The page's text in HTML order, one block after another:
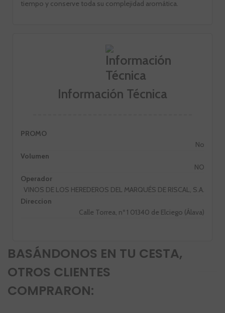
tiempo y conserve toda su complejidad aromática.
Información Técnica
PROMO
No
Volumen
NO
Operador
VINOS DE LOS HEREDEROS DEL MARQUÉS DE RISCAL, S.A.
Direccion
Calle Torrea, nº 1 01340 de Elciego (Álava)
BASÁNDONOS EN TU CESTA,
OTROS CLIENTES
COMPRARON: